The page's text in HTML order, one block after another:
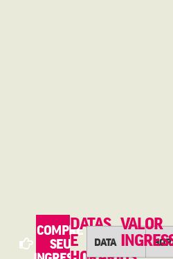
COMPRE
SEU
DATAS
E
DATA
VALOR